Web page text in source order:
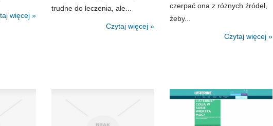
więcej »
trudne do leczenia, ale...
Czytaj więcej »
czerpać ona z różnych źródeł,
żeby...
Czytaj więcej »